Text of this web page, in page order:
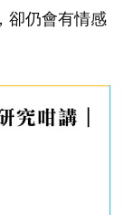
卻仍會有情感